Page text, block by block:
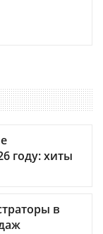
году: хиты
в